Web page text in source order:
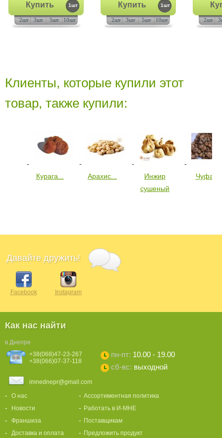
Купить 1шт
2шт 3шт 5шт 10шт
Купить 1шт
2шт 3шт 5шт 10шт 2шт
Клиенты, которые купили этот
товар, также купили:
Курага... Арахис...
Инжир
сушеный
Чуфа...
Давайте дружить!
Facebook Instagram
Как нас найти
в Днепре
+38(068)47-23-267
+38(066)07-37-118
пн-пт: 10.00 - 19.00
сб-вс: выходной
imnednepr@gmail.com
О нас
Новости
Франшиза
Доставка и оплата
Ассортиментная политика
Работать в И-МНЕ
Поставщикам
Предложить продукт